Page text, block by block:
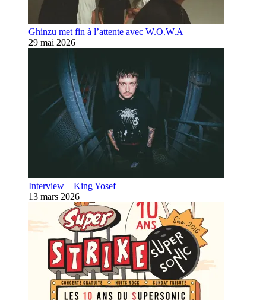
Ghinzu met fin à l’attente avec W.O.W.A
29 mai 2026
Interview – King Yosef
13 mars 2026